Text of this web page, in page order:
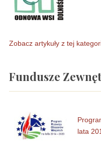
Zobacz artykuły z tej
Fundusze
lata